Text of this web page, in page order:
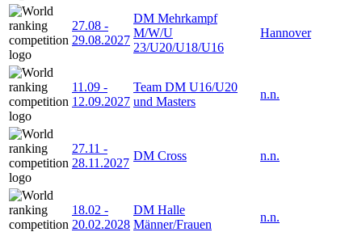
27.08 -
29.08.2027
DM Mehrkampf
M/W/U
23/U20/U18/U16
Hannover
11.09 -
12.09.2027
Team DM U16/U20
und Masters
n.n.
27.11 -
28.11.2027
DM Cross n.n.
18.02 -
20.02.2028
DM Halle
Männer/Frauen
n.n.